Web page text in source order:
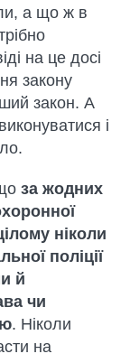
а що ж в
на це досі
закону
закон. А
і
за жодних
ніколи
поліції
й
чи
. Ніколи
на